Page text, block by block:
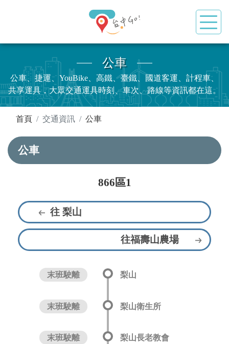
公車
公車、捷運、YouBike、高鐵、臺鐵、國道客運、計程車、
共享運具，大眾交通運具時刻、車次、路線等資訊都在這。
首頁 交通資訊 公車
公車
866區1
往 梨山
往福壽山農場
末班駛離 梨山
末班駛離 梨山衛生所
末班駛離 梨山長老教會